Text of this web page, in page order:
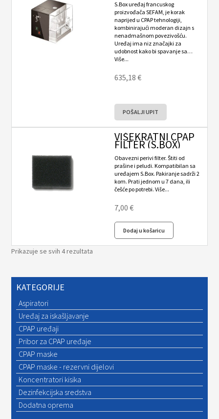
S.Box uređaj francuskog
proizvođača SEFAM, je korak
naprijed u CPAP tehnologiji,
kombinirajući moderan dizajn s
nenadmašnom povezivošću.
Uređaj ima niz značajki za
udobnost kako bi spavanje sa…
Više...
635,18 €
POŠALJI UPIT
VIŠEKRATNI CPAP
FILTER (S.BOX)
Obavezni perivi filter. Štiti od
prašine i peludi. Kompatibilan sa
uređajem S.Box. Pakiranje sadrži 2
kom. Prati jednom u 7 dana, ili
češće po potrebi. Više...
7,00 €
Dodaj u košaricu
Prikazuje se svih 4 rezultata
KATEGORIJE
Aspiratori
Uređaj za iskašljavanje
CPAP uređaji
Pribor za CPAP uređaje
CPAP maske
CPAP maske - rezervni dijelovi
Koncentratori kisika
Dezinfekcijska sredstva
Dodatna oprema